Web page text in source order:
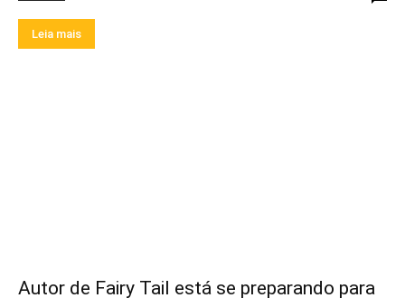
Leia mais
Autor de Fairy Tail está se preparando para